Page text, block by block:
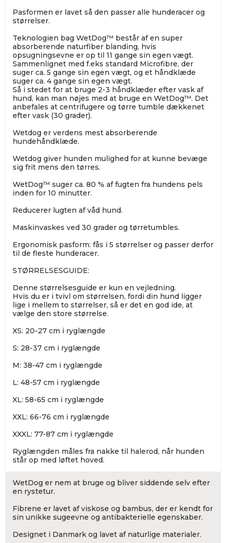
Pasformen er lavet så den passer alle hunderacer og
størrelser.
Teknologien bag WetDog™ består af en super
absorberende naturfiber blanding, hvis
opsugningsevne er op til 11 gange sin egen vægt.
Sammenlignet med f.eks standard Microfibre, der
suger ca. 5 gange sin egen vægt, og et håndklæde
suger ca. 4 gange sin egen vægt.
Så i stedet for at bruge 2-3 håndklæder efter vask af
hund, kan man nøjes med at bruge en WetDog™. Det
anbefales at centrifugere og tørre tumble dækkenet
efter vask (30 grader).
Wetdog er verdens mest absorberende
hundehåndklæde.
Wetdog giver hunden mulighed for at kunne bevæge
sig frit mens den tørres.
WetDog™ suger ca. 80 % af fugten fra hundens pels
inden for 10 minutter.
Reducerer lugten af våd hund.
Maskinvaskes ved 30 grader og tørretumbles.
Ergonomisk pasform: fås i 5 størrelser og passer derfor
til de fleste hunderacer.
STØRRELSESGUIDE:
Denne størrelsesguide er kun en vejledning.
Hvis du er i tvivl om størrelsen, fordi din hund ligger
lige i mellem to størrelser, så er det en god ide, at
vælge den store størrelse.
XS: 20-27 cm i ryglængde
S: 28-37 cm i ryglængde
M: 38-47 cm i ryglængde
L: 48-57 cm i ryglængde
XL: 58-65 cm i ryglængde
XXL: 66-76 cm i ryglængde
XXXL: 77-87 cm i ryglængde
Ryglængden måles fra nakke til halerod, når hunden
står op med løftet hoved.
WetDog er nem at bruge og bliver siddende selv efter
en rystetur.
Fibrene er lavet af viskose og bambus, der er kendt for
sin unikke sugeevne og antibakterielle egenskaber.
Designet i Danmark og lavet af naturlige materialer.